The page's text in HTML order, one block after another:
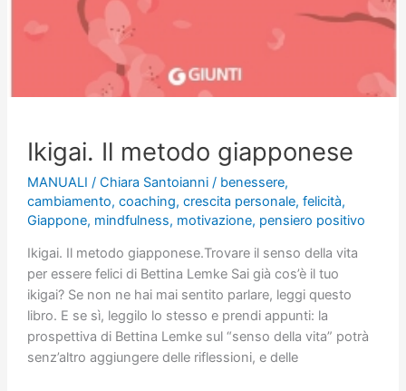
Ikigai. Il metodo giapponese
MANUALI / Chiara Santoianni / benessere,
cambiamento, coaching, crescita personale, felicità,
Giappone, mindfulness, motivazione, pensiero positivo
Ikigai. Il metodo giapponese.Trovare il senso della vita
per essere felici di Bettina Lemke Sai già cos’è il tuo
ikigai? Se non ne hai mai sentito parlare, leggi questo
libro. E se sì, leggilo lo stesso e prendi appunti: la
prospettiva di Bettina Lemke sul “senso della vita” potrà
senz’altro aggiungere delle riflessioni, e delle